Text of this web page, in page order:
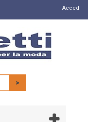
Accedi
>